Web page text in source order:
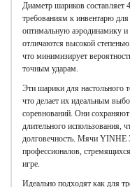
Диаметр шариков составляет
требованиям к инвентарю для
оптимальную аэродинамику
отличаются высокой
что минимизирует
точным ударам.
Эти шарики для настольного
что делает их идеальным
соревнований. Они
длительного использования,
долговечность. Мячи
профессионалов,
игре.
Идеально подходят как для